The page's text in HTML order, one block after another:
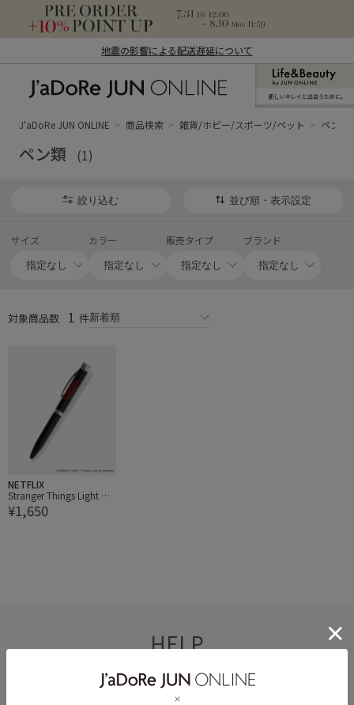
地震の影響による配送遅延について
ン オンライン）
新しいキレイと出合うために。
J'aDoRe JUN ONLINE 商品検索 雑貨/ホビー/スポーツ/ペット ペン類
ペン類 (1)
絞り込む 並び順・表示設定
サイズ カラー 販売タイプ ブランド
対象商品数 1 件
NETFLIX
Stranger Things Light Pe
n
¥1,650
HELP
何かお困りですか？